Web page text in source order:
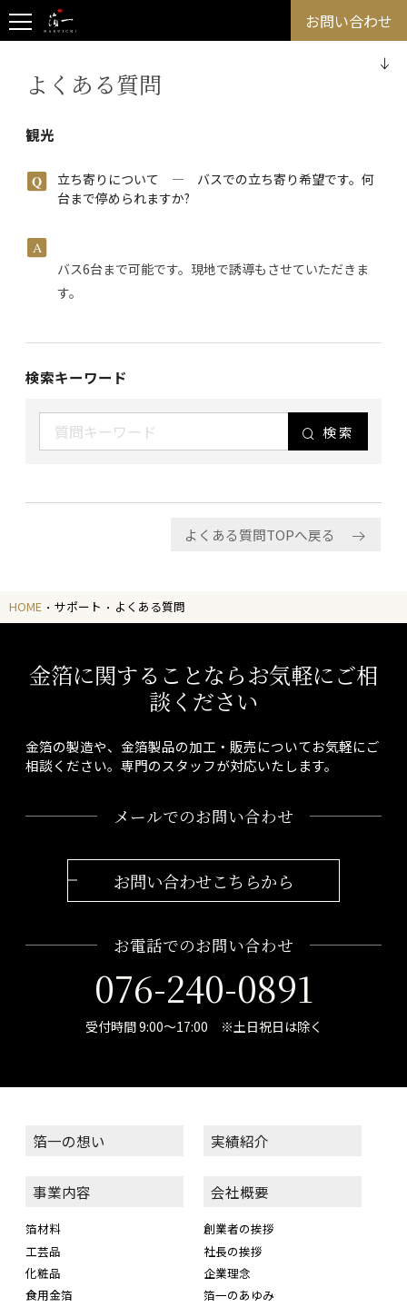
お問い合わせ
よくある質問
観光
立ち寄りについて ― バスでの立ち寄り希望です。何
台まで停められますか?
バス6台まで可能です。現地で誘導もさせていただきま
す。
検索キーワード
検索
よくある質問TOPへ戻る
HOME サポート よくある質問
金箔に関することならお気軽にご相
談ください
金箔の製造や、金箔製品の加工・販売についてお気軽にご
相談ください。専門のスタッフが対応いたします。
メールでのお問い合わせ
お問い合わせこちらから
お電話でのお問い合わせ
076-240-0891
受付時間 9:00～17:00 ※土日祝日は除く
箔一の想い
事業内容
箔材料
工芸品
化粧品
食用金箔
実績紹介
会社概要
創業者の挨拶
社長の挨拶
企業理念
箔一のあゆみ